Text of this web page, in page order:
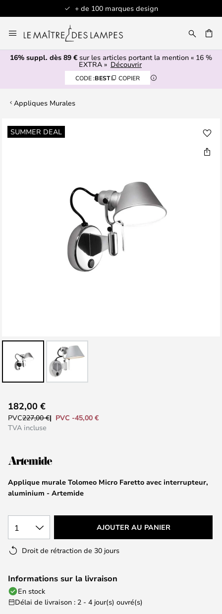
+ de 100 marques design
au
contenu
16% suppl. dès 89 € sur les articles portant la mention « 16 %
EXTRA » Découvrir
CODE :BEST COPIER
Appliques Murales
SUMMER DEAL
Skip
to
to
the
the
gallery
Applique murale Tolomeo Micro Faretto avec interrupteur,
aluminium - Artemide
182,00 €
PVC227,00 €
PVC -45,00 €
TVA incluse
1 AJOUTER AU PANIER
Droit de rétraction de 30 jours
Informations sur la livraison
En stock
Délai de livraison : 2 - 4 jour(s) ouvré(s)